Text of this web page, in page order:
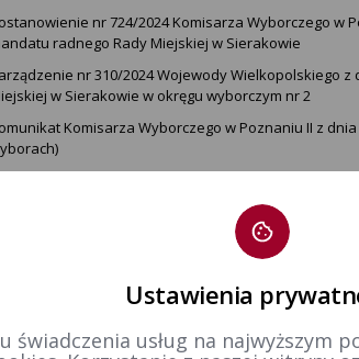
nr 724/2024 Komisarza Wyborczego w
radnego Rady Miejskiej w Sierakowie
nr 310/2024 Wojewody Wielkopolskiego
w Sierakowie w okręgu wyborczym nr 2
Komisarza Wyborczego w Poznaniu II z
KOMUNIKAT KOMISARZA WYBORCZEGO W
uzupełniających do Rady Miejskiej w Sierakowie
Informacja Komisarza Wyborczego w Poznaniu II z
członków terytorialnej komisji wyborczej oraz
POSTANOWIENIE NR 1000/2024 Komisarza
Wyborczej w Sierakowie
NR 1001/2024 Komisarza
Ustawienia
świadczenia usług na najwyższym